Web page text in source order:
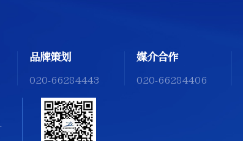
品牌策划
020-66284443
媒介合作
020-66284406